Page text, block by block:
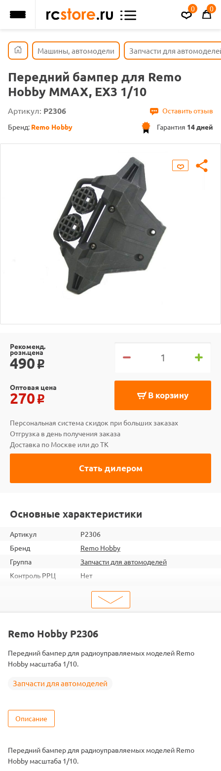
0 0
Машины, автомодели Запчасти для
Передний бампер для Remo
Hobby MMAX, EX3 1/10
Артикул: P2306
Оставить отзыв
Гарантия 14 дней
Бренд: Remo Hobby
Рекоменд.
розн.цена
490 o
В корзину
Оптовая цена
270 o
Персональная система скидок при больших заказах
Отгрузка в день получения заказа
Доставка по Москве или до ТК
Стать дилером
Основные характеристики
Артикул
P2306
Бренд
Remo Hobby
Группа
Запчасти для автомоделей
Контроль РРЦ
Нет
2345678223060
Запчасти для автомоделей
Подходит
RH1031 / RH1031PRO / RH1035
Remo Hobby P2306
Передний бампер для радиоуправляемых моделей Remo
Hobby масштаба 1/10.
Запчасти для автомоделей
Описание
Передний бампер для радиоуправляемых моделей Remo
Hobby масштаба 1/10.